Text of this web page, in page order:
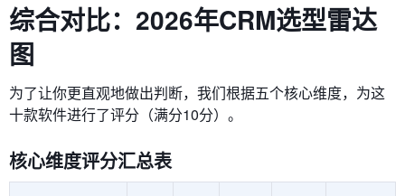
综合对比：2026年CRM选型雷达
图
为了让你更直观地做出判断，我们根据五个核心维度，为这
十款软件进行了评分（满分10分）。
核心维度评分汇总表